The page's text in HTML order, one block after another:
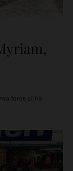
forse ci ha